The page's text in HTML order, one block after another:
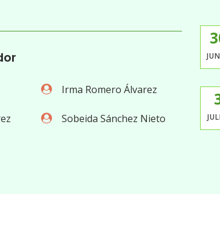
Irma Romero Álvarez
Sobeida Sánchez Nieto